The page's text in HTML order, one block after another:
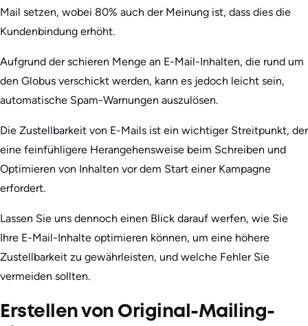
Mail setzen, wobei 80% auch der Meinung ist, dass dies die
Kundenbindung erhöht.
Aufgrund der schieren Menge an E-Mail-Inhalten, die rund um
den Globus verschickt werden, kann es jedoch leicht sein,
automatische Spam-Warnungen auszulösen.
Die Zustellbarkeit von E-Mails ist ein wichtiger Streitpunkt, der
eine feinfühligere Herangehensweise beim Schreiben und
Optimieren von Inhalten vor dem Start einer Kampagne
erfordert.
Lassen Sie uns dennoch einen Blick darauf werfen, wie Sie
Ihre E-Mail-Inhalte optimieren können, um eine höhere
Zustellbarkeit zu gewährleisten, und welche Fehler Sie
vermeiden sollten.
Erstellen von Original-Mailing-